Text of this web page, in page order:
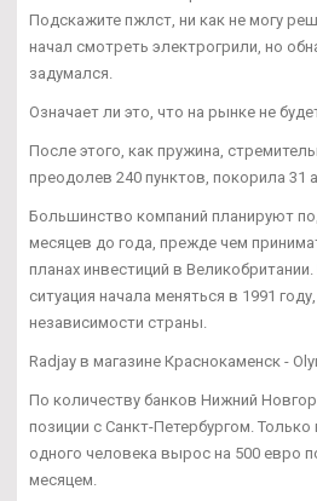
Подскажите пжлст, ни как не могу
начал смотреть электрогрили, но
задумался.
Означает ли это, что на рынке не
После этого, как пружина,
преодолев 240 пунктов, покорила 31
Большинство компаний планируют
месяцев до года, прежде чем
планах инвестиций в
ситуация начала меняться в 1991
независимости страны.
Radjay в магазине Краснокаменск -
По количеству банков Нижний
позиции с Санкт-Петербургом. Только
одного человека вырос на 500 евро
месяцем.